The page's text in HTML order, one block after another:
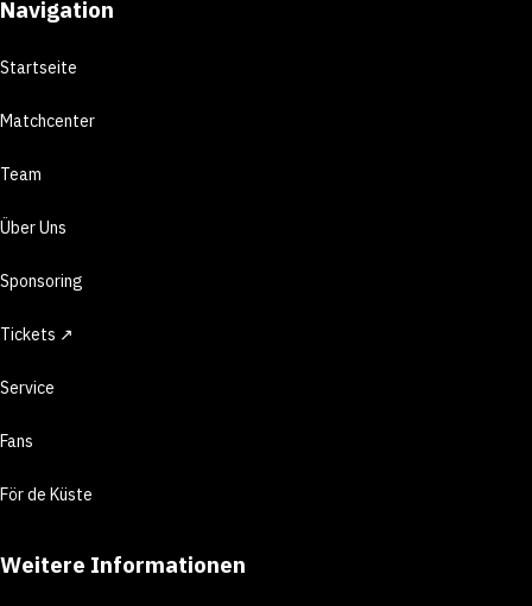
Navigation
Startseite
Matchcenter
Team
Über Uns
Sponsoring
Tickets ↗
Service
Fans
För de Küste
Weitere Informationen